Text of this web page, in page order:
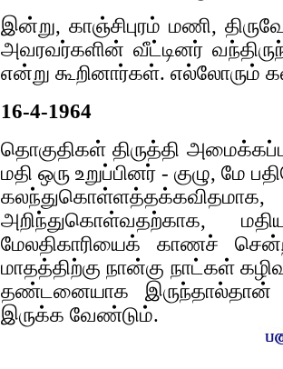
இன்று, காஞ்சிபுரம் மணி,
அவரவர்களின் வீட்டினர்
என்று கூறினார்கள். எல்லோரும்
16-4-1964
தொகுதிகள் திருத்தி
மதி ஒரு உறுப்பினர் - குழு, மே
அறிந்துகொள்வதற்காக,
மேலதிகாரியைக் காணச்
மாதத்திற்கு நான்கு நாட்கள்
தண்டனையாக
இருக்க வேண்டும்.